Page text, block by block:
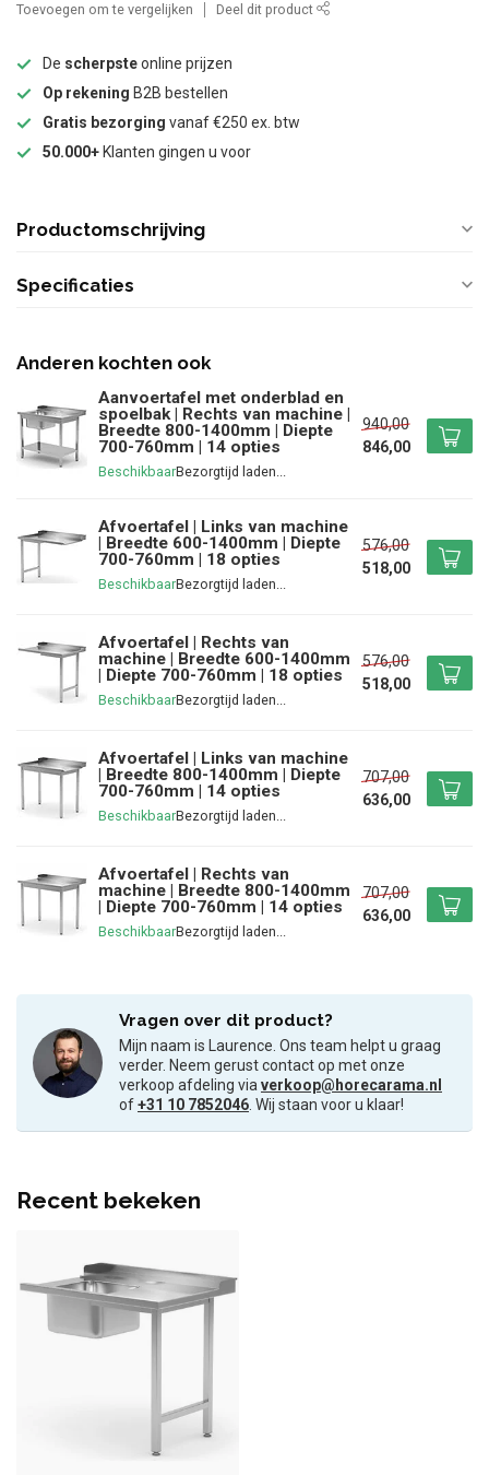
Toevoegen om te vergelijken Deel dit product
De scherpsteonline prijzen
Op rekening B2B bestellen
Gratis bezorging vanaf €250 ex. btw
50.000+ Klanten gingen u voor
Productomschrijving
Specificaties
Anderen kochten ook
Aanvoertafel met onderblad en
spoelbak | Rechts van machine |
Breedte 800-1400mm | Diepte
700-760mm | 14 opties
Beschikbaar
940,00
846,00
Afvoertafel | Links van machine
| Breedte 600-1400mm | Diepte
700-760mm | 18 opties
Beschikbaar
576,00
518,00
Afvoertafel | Rechts van
machine | Breedte 600-1400mm
| Diepte 700-760mm | 18 opties
Beschikbaar
576,00
518,00
Afvoertafel | Links van machine
| Breedte 800-1400mm | Diepte
700-760mm | 14 opties
Beschikbaar
707,00
636,00
Afvoertafel | Rechts van
machine | Breedte 800-1400mm
| Diepte 700-760mm | 14 opties
Beschikbaar
707,00
636,00
Vragen over dit product?
Mijn naam is Laurence. Ons team helpt u graag
verder. Neem gerust contact op met onze
verkoop afdeling viaverkoop@horecarama.nl
of+31 10 7852046. Wij staan voor u klaar!
Recent bekeken